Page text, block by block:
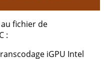
fichier de
:
iGPU Intel